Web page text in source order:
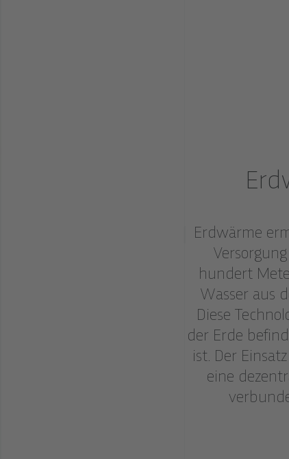
Erdwärme
hundert
Wasser aus
Diese
der Erde
ist. Der
eine